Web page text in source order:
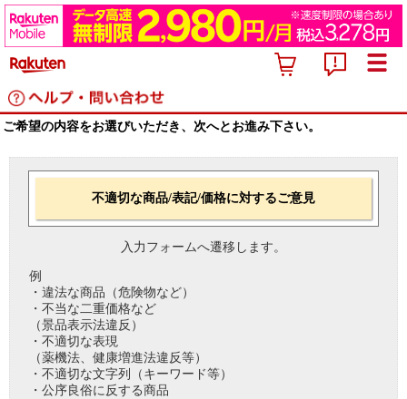
ご希望の内容をお選びいただき、次へとお進み下さい。
不適切な商品/表記/価格に対するご意見
入力フォームへ遷移します。
例
・違法な商品（危険物など）
・不当な二重価格など
（景品表示法違反）
・不適切な表現
（薬機法、健康増進法違反等）
・不適切な文字列（キーワード等）
・公序良俗に反する商品